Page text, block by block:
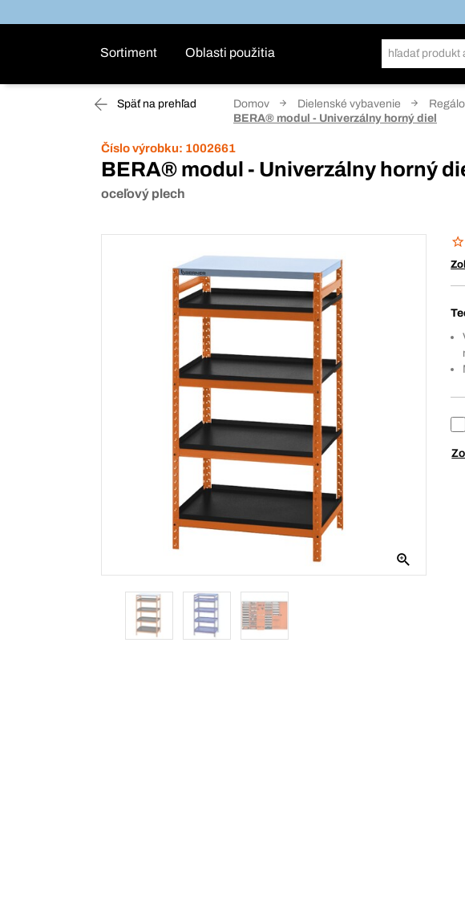
Sortiment Oblasti použitia
Späť na prehľad Domov Dielenské vybavenie
BERA® modul - Univerzálny horný diel
Číslo výrobku: 1002661
BERA® modul - Univerzálny horný
oceľový plech